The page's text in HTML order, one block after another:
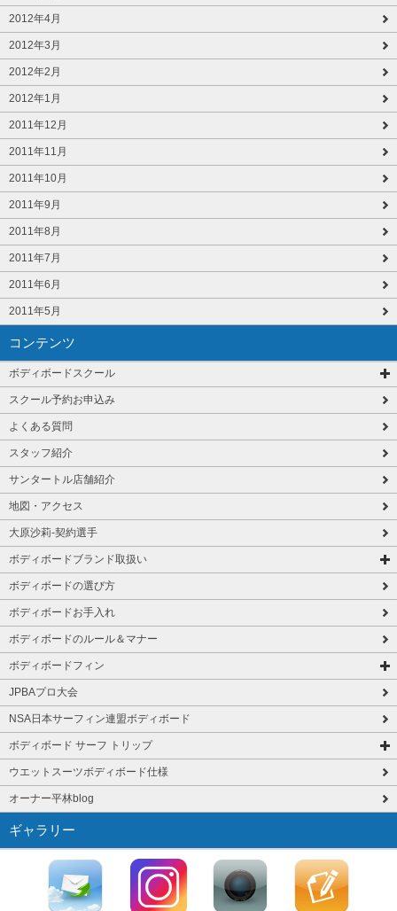
2012年4月
2012年3月
2012年2月
2012年1月
2011年12月
2011年11月
2011年10月
2011年9月
2011年8月
2011年7月
2011年6月
2011年5月
コンテンツ
ボディボードスクール
スクール予約お申込み
よくある質問
スタッフ紹介
サンタートル店舗紹介
地図・アクセス
大原沙莉-契約選手
ボディボードブランド取扱い
ボディボードの選び方
ボディボードお手入れ
ボディボードのルール＆マナー
ボディボードフィン
JPBAプロ大会
NSA日本サーフィン連盟ボディボード
ボディボード サーフ トリップ
ウエットスーツボディボード仕様
オーナー平林blog
ギャラリー